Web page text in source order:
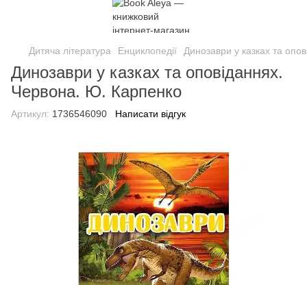
Дитяча література Енциклопедії Динозаври у казках та
Динозаври у казках та оповіданнях.
Червона. Ю. Карпенко
Артикул: 1736546090 Написати відгук